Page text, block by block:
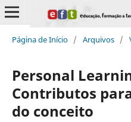
Página de Início / Arquivos /
Personal
Contributos
do conceito